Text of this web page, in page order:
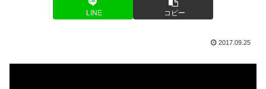
LINE コピー
2017.09.25